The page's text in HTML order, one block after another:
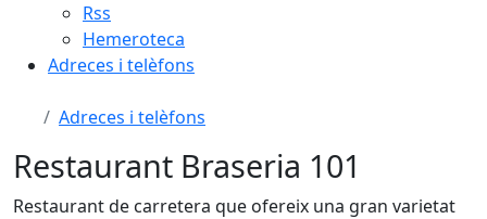
Rss
Hemeroteca
Adreces i telèfons
Adreces i telèfons
Restaurant Braseria 101
Restaurant de carretera que ofereix una gran varietat